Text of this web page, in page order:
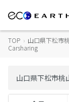
TOP › 山口県下松市
Carsharing